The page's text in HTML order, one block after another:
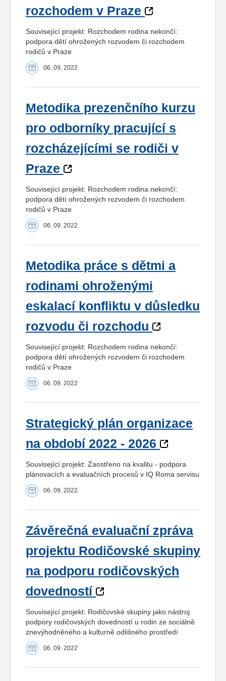
rozchodem v Praze
Související projekt: Rozchodem rodina nekončí:
podpora dětí ohrožených rozvodem či rozchodem
rodičů v Praze
06. 09. 2022
Metodika prezenčního kurzu
pro odborníky pracující s
rozcházejícími se rodiči v
Praze
Související projekt: Rozchodem rodina nekončí:
podpora dětí ohrožených rozvodem či rozchodem
rodičů v Praze
06. 09. 2022
Metodika práce s dětmi a
rodinami ohroženými
eskalací konfliktu v důsledku
rozvodu či rozchodu
Související projekt: Rozchodem rodina nekončí:
podpora dětí ohrožených rozvodem či rozchodem
rodičů v Praze
06. 09. 2022
Strategický plán organizace
na období 2022 - 2026
Související projekt: Zaostřeno na kvalitu - podpora
plánovacích a evaluačních procesů v IQ Roma servisu
06. 09. 2022
Závěrečná evaluační zpráva
projektu Rodičovské skupiny
na podporu rodičovských
dovedností
Související projekt: Rodičovské skupiny jako nástroj
podpory rodičovských dovedností u rodin ze sociálně
znevýhodněného a kulturně odlišného prostředí
06. 09. 2022